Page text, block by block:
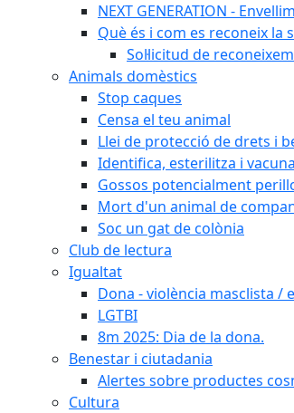
NEXT GENERATION -
Què és i com es reconeix la
Sol·licitud de
Animals domèstics
Stop caques
Censa el teu animal
Llei de protecció de drets i
Identifica, esterilitza i
Gossos potencialment
Mort d'un animal de
Soc un gat de colònia
Club de lectura
Igualtat
Dona - violència masclista /
LGTBI
8m 2025: Dia de la dona.
Benestar i ciutadania
Alertes sobre productes
Cultura